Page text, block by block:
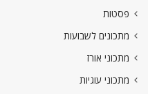
פסטות
מתכונים לשבועות
מתכוני אורז
מתכוני עוגיות